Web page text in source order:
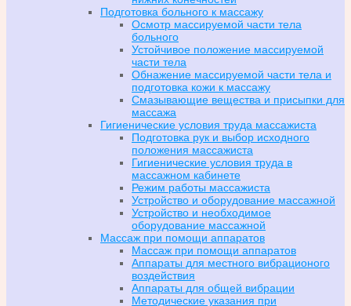
Подготовка больного к массажу
Осмотр массируемой части тела
больного
Устойчивое положение массируемой
части тела
Обнажение массируемой части тела и
подготовка кожи к массажу
Смазывающие вещества и присыпки для
массажа
Гигиенические условия труда массажиста
Подготовка рук и выбор исходного
положения массажиста
Гигиенические условия труда в
массажном кабинете
Режим работы массажиста
Устройство и оборудование массажной
Устройство и необходимое
оборудование массажной
Массаж при помощи аппаратов
Массаж при помощи аппаратов
Аппараты для местного вибрационого
воздействия
Аппараты для общей вибрации
Методические указания при